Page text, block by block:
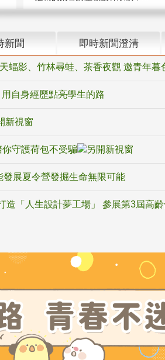
新聞 即時新聞澄清
蝠影、竹林尋蛙、茶香夜觀 邀青年暮
自身經歷點亮學生的路
守護荷包不受騙
展夏令營發掘生命無限可能
造「人生設計夢工場」 參展第3屆高